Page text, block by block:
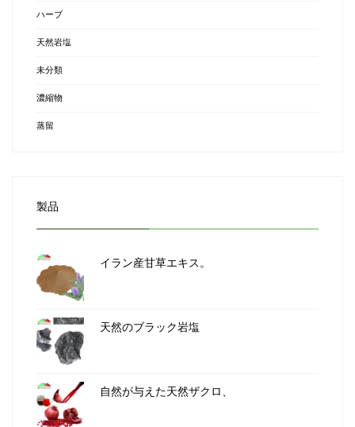
ハーブ
天然岩塩
未分類
濃縮物
蒸留
製品
イラン産甘草エキス。
天然のブラック岩塩
自然が与えた天然ザクロ、